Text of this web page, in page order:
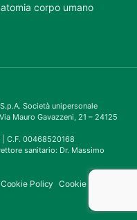
corpo umano
Società unipersonale
Mauro Gavazzeni, 21 – 24125
| C.F. 00468520168
sanitario: Dr. Massimo
Cookie Policy Cookie Consent